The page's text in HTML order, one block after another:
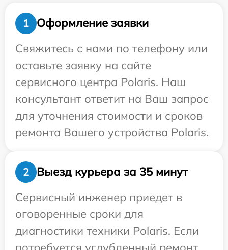
1
Оформление заявки
Свяжитесь с нами по телефону или
оставьте заявку на сайте
сервисного центра Polaris. Наш
консультант ответит на Ваш запрос
для уточнения стоимости и сроков
ремонта Вашего устройства Polaris.
2
Выезд курьера за 35 минут
Сервисный инженер приедет в
оговоренные сроки для
диагностики техники Polaris. Если